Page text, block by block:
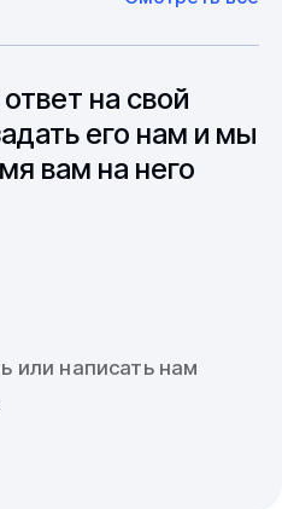
и
на свой
его нам и мы
вам на него
или написать нам